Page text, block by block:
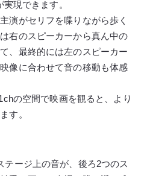
現できます。
演がセリフを喋りながら歩く
右のスピーカーから真ん中の
、最終的には左のスピーカー
像に合わせて音の移動も体感
の空間で映画を観ると、より
す。
テージ上の音が、後ろ2つのス